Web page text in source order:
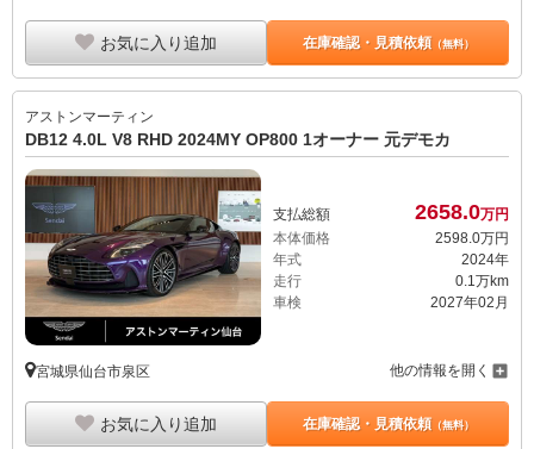
お気に入り追加 在庫確認・見積依頼（無料）
アストンマーティン
DB12 4.0L V8 RHD 2024MY OP800 1オーナー 元デモカ
支払総額 2658.0万円
本体価格
2598.0万円
年式
2024年
走行
0.1万km
車検
2027年02月
宮城県仙台市泉区 他の情報を開く
お気に入り追加 在庫確認・見積依頼（無料）